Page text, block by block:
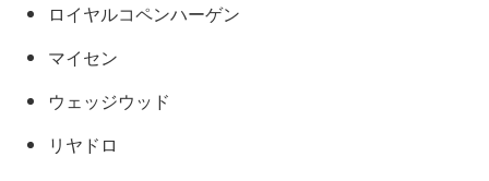
ロイヤルコペンハーゲン
マイセン
ウェッジウッド
リヤドロ